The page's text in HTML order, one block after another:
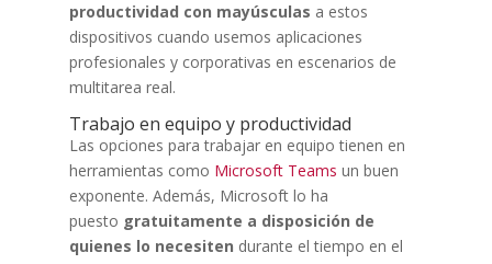
productividad con mayúsculas a estos
dispositivos cuando usemos aplicaciones
profesionales y corporativas en escenarios de
multitarea real.
Trabajo en equipo y productividad
Las opciones para trabajar en equipo tienen en
herramientas como Microsoft Teams un buen
exponente. Además, Microsoft lo ha
puesto gratuitamente a disposición de
quienes lo necesiten durante el tiempo en el